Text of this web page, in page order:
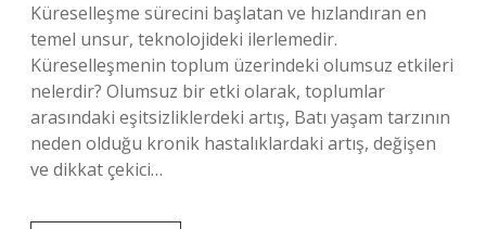
Küreselleşme sürecini başlatan ve hızlandıran en
temel unsur, teknolojideki ilerlemedir.
Küreselleşmenin toplum üzerindeki olumsuz etkileri
nelerdir? Olumsuz bir etki olarak, toplumlar
arasındaki eşitsizliklerdeki artış, Batı yaşam tarzının
neden olduğu kronik hastalıklardaki artış, değişen
ve dikkat çekici…